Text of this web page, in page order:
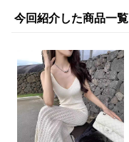
今回紹介した商品一覧